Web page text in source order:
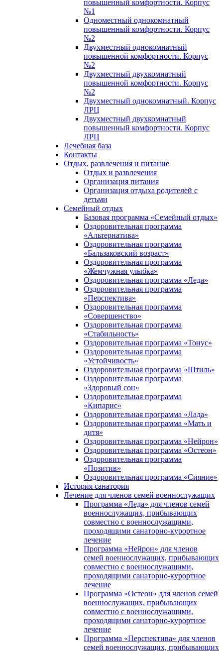
повышенный комфортности. Корпус
№1
Одноместный однокомнатный
повышенный комфортности. Корпус
№2
Двухместный однокомнатный
повышенной комфортности. Корпус
№2
Двухместный двухкомнатный
повышенной комфортности. Корпус
№2
Двухместный однокомнатный. Корпус
ЛРЦ
Двухместный двухкомнатный
повышенный комфортности. Корпус
ЛРЦ
Лечебная база
Контакты
Отдых, развлечения и питание
Отдых и развлечения
Организация питания
Организация отдыха родителей с
детьми
Семейный отдых
Базовая программа «Семейный отдых»
Оздоровительная программа
«Альтернатива»
Оздоровительная программа
«Бальзаковский возраст»
Оздоровительная программа
«Жемчужная улыбка»
Оздоровительная программа «Леда»
Оздоровительная программа
«Перспектива»
Оздоровительная программа
«Совершенство»
Оздоровительная программа
«Стабильность»
Оздоровительная программа «Тонус»
Оздоровительная программа
«Устойчивость»
Оздоровительная программа «Штиль»
Оздоровительная программа
«Здоровый сон»
Оздоровительная программа
«Кипарис»
Оздоровительная программа «Лада»
Оздоровительная программа «Мать и
дитя»
Оздоровительная программа «Нейрон»
Оздоровительная программа «Остеон»
Оздоровительная программа
«Позитив»
Оздоровительная программа «Сияние»
История санатория
Лечение для членов семей военнослужащих
Программа «Леда» для членов семей
военнослужащих, прибывающих
совместно с военнослужащими,
проходящими санаторно-курортное
лечение
Программа «Нейрон» для членов
семей военнослужащих, прибывающих
совместно с военнослужащими,
проходящими санаторно-курортное
лечение
Программа «Остеон» для членов семей
военнослужащих, прибывающих
совместно с военнослужащими,
проходящими санаторно-курортное
лечение
Программа «Перспектива» для членов
семей военнослужащих, прибывающих